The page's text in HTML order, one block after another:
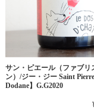
サン・ピエール（ファブリ
ン）/ジー・ジー Saint
Dodane】G.G2020